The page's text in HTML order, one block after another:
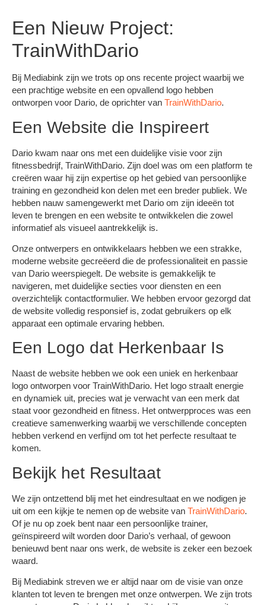
Een Nieuw Project:
TrainWithDario
Bij Mediabink zijn we trots op ons recente project waarbij we
een prachtige website en een opvallend logo hebben
ontworpen voor Dario, de oprichter van TrainWithDario.
Een Website die Inspireert
Dario kwam naar ons met een duidelijke visie voor zijn
fitnessbedrijf, TrainWithDario. Zijn doel was om een platform te
creëren waar hij zijn expertise op het gebied van persoonlijke
training en gezondheid kon delen met een breder publiek. We
hebben nauw samengewerkt met Dario om zijn ideeën tot
leven te brengen en een website te ontwikkelen die zowel
informatief als visueel aantrekkelijk is.
Onze ontwerpers en ontwikkelaars hebben we een strakke,
moderne website gecreëerd die de professionaliteit en passie
van Dario weerspiegelt. De website is gemakkelijk te
navigeren, met duidelijke secties voor diensten en een
overzichtelijk contactformulier. We hebben ervoor gezorgd dat
de website volledig responsief is, zodat gebruikers op elk
apparaat een optimale ervaring hebben.
Een Logo dat Herkenbaar Is
Naast de website hebben we ook een uniek en herkenbaar
logo ontworpen voor TrainWithDario. Het logo straalt energie
en dynamiek uit, precies wat je verwacht van een merk dat
staat voor gezondheid en fitness. Het ontwerpproces was een
creatieve samenwerking waarbij we verschillende concepten
hebben verkend en verfijnd om tot het perfecte resultaat te
komen.
Bekijk het Resultaat
We zijn ontzettend blij met het eindresultaat en we nodigen je
uit om een kijkje te nemen op de website van TrainWithDario.
Of je nu op zoek bent naar een persoonlijke trainer,
geïnspireerd wilt worden door Dario’s verhaal, of gewoon
benieuwd bent naar ons werk, de website is zeker een bezoek
waard.
Bij Mediabink streven we er altijd naar om de visie van onze
klanten tot leven te brengen met onze ontwerpen. We zijn trots